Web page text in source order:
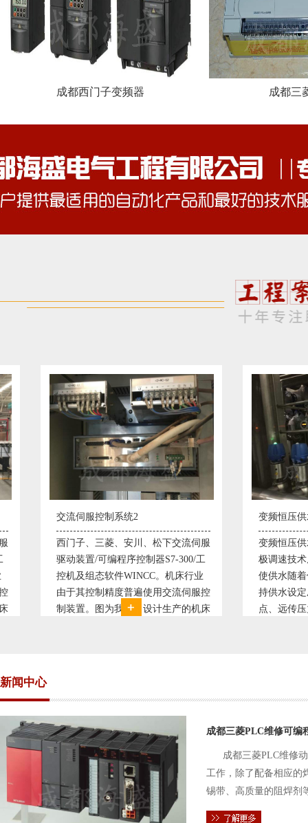
成都西门子变频器 成都三
交流伺服控制系统2
西门子、三菱、安川、松下交流伺服
驱动装置/可编程序控制器S7-300/工
控机及组态软件WINCC。机床行业
由于其控制精度普遍使用交流伺服控
制装置。图为我公司设计生产的机床
变频恒压供水系统
变频恒压供水系
极调速技术原理
使供水随着使用
持供水设定压力
点、远传压力表
新闻中心
成都三菱PLC维修可编
成都三菱PLC维修
工作，除了配备相应的
锡带、高质量的阻焊剂
件的电路及通信电缆。